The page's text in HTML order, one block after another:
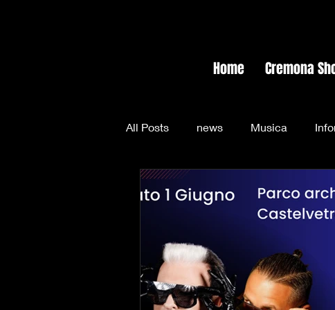
Home Cremona
All Posts news Musica
Fabrizio Corona
face management spettacoli